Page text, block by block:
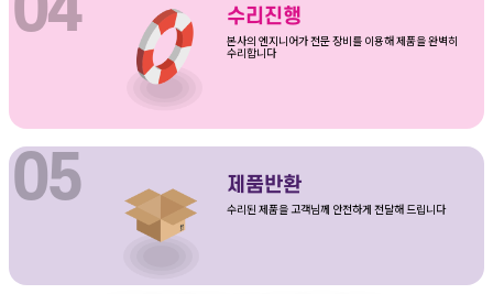
수리진행
본사의 엔지니어가 전문 장비를 이용해 제품을 완벽히
수리합니다
제품반환
수리된 제품을 고객님께 안전하게 전달해 드립니다